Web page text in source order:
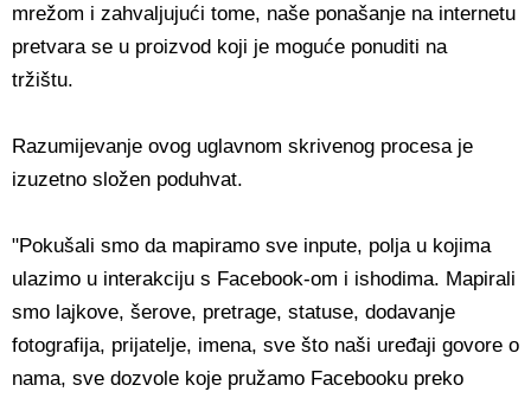
mrežom i zahvaljujući tome, naše ponašanje na internetu
pretvara se u proizvod koji je moguće ponuditi na
tržištu.
Razumijevanje ovog uglavnom skrivenog procesa je
izuzetno složen poduhvat.
"Pokušali smo da mapiramo sve inpute, polja u kojima
ulazimo u interakciju s Facebook-om i ishodima. Mapirali
smo lajkove, šerove, pretrage, statuse, dodavanje
fotografija, prijatelje, imena, sve što naši uređaji govore o
nama, sve dozvole koje pružamo Facebooku preko